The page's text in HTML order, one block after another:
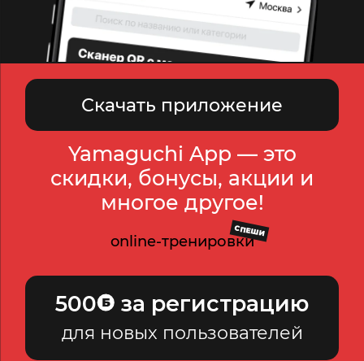
Скачать приложение
Yamaguchi App — это
скидки, бонусы, акции и
многое другое!
online-тренировки
СПЕШИ
500 за регистрацию
для новых пользователей